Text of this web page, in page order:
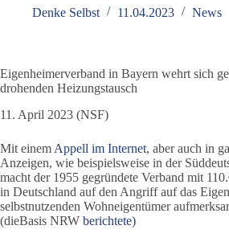
Denke Selbst 11.04.2023 News
Eigenheimerverband in Bayern wehrt sich
drohenden Heizungstausch
11. April 2023 (NSF)
Mit einem Appell im Internet, aber auch in
Anzeigen, wie beispielsweise in der
macht der 1955 gegründete Verband mit
in Deutschland auf den Angriff auf das
selbstnutzenden Wohneigentümer
(dieBasis NRW berichtete)